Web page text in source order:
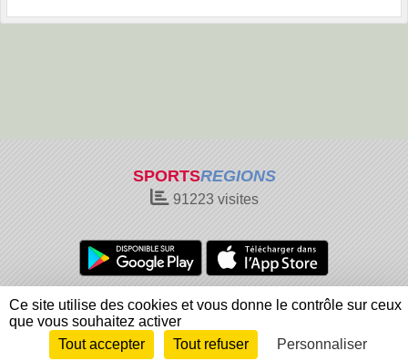
SPORTSREGIONS
91223visites
Charte cookies
Gestion des cookies
Informations légales
Signaler un contenu inapproprié
Envie de participer ?
Connexion
Ce site utilise des cookies et vous donne le contrôle sur ceux
que vous souhaitez activer
Tout accepter
Tout refuser Personnaliser